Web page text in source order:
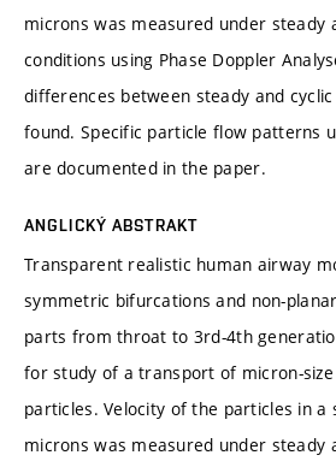
microns was measured under steady
conditions using Phase Doppler
differences between steady and
found. Specific particle flow patterns
are documented in the paper.
ANGLICKÝ ABSTRAKT
Transparent realistic human airway
symmetric bifurcations and non-
parts from throat to 3rd-4th
for study of a transport of micron-
particles. Velocity of the particles in a
microns was measured under steady